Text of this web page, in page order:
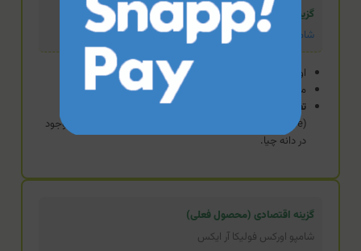
گزینه استاندارد
شامپو اوره 5% پرایم (پریم)
اوره ۵٪ + روغن دانه چیا
مناسب استفاده روزانه (کودکان بالای ۳ سال)
تفاوت:
یک گزینه ایده‌آل برای رطوبت‌رسانی روزمره و نگهداری
(Maintenance) با تمرکز بر تغذیه پوست سر توسط امگا ۳ موجود
در دانه چیا.
گزینه اقتصادی (محصول فعلی)
شامپو اوركس فوليكا آر ایکس